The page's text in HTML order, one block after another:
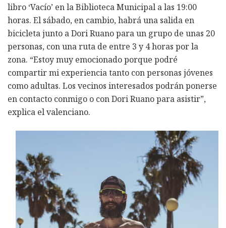
libro ‘Vacío’ en la Biblioteca Municipal a las 19:00
horas. El sábado, en cambio, habrá una salida en
bicicleta junto a Dori Ruano para un grupo de unas 20
personas, con una ruta de entre 3 y 4 horas por la
zona. “Estoy muy emocionado porque podré
compartir mi experiencia tanto con personas jóvenes
como adultas. Los vecinos interesados podrán ponerse
en contacto conmigo o con Dori Ruano para asistir”,
explica el valenciano.